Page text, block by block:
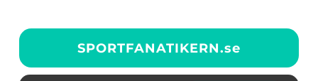
SPORTFANATIKERN.se